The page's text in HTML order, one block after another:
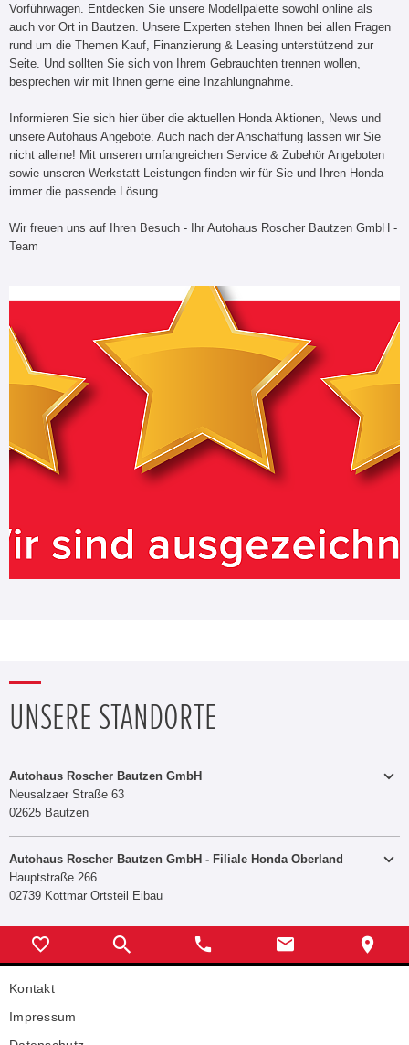
Vorführwagen. Entdecken Sie unsere Modellpalette sowohl online als
auch vor Ort in Bautzen. Unsere Experten stehen Ihnen bei allen Fragen
rund um die Themen Kauf, Finanzierung & Leasing unterstützend zur
Seite. Und sollten Sie sich von Ihrem Gebrauchten trennen wollen,
besprechen wir mit Ihnen gerne eine Inzahlungnahme.
Informieren Sie sich hier über die aktuellen Honda Aktionen, News und
unsere Autohaus Angebote. Auch nach der Anschaffung lassen wir Sie
nicht alleine! Mit unseren umfangreichen Service & Zubehör Angeboten
sowie unseren Werkstatt Leistungen finden wir für Sie und Ihren Honda
immer die passende Lösung.
Wir freuen uns auf Ihren Besuch - Ihr Autohaus Roscher Bautzen GmbH -
Team
UNSERE STANDORTE
Autohaus Roscher Bautzen GmbH
Neusalzaer Straße 63
02625 Bautzen
Telefon: +49 3591 31310
Telefax: +49 3591 313131
E-MAIL SENDEN
Montag - Freitag
Samstag
Autohaus Roscher Bautzen GmbH - Filiale Honda Oberland
Hauptstraße 266
02739 Kottmar Ortsteil Eibau
Telefon: +49 3586 390126
Telefax: +49 3586 390128
E-MAIL SENDEN
Kontakt
Impressum